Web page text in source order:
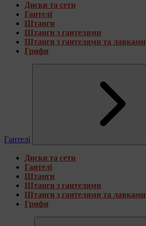
Диски та сети
Гантелі
Штанги
Штанги з гантелями
Штанги з гантелями та лавками
Грифи
Гантелі
Диски та сети
Гантелі
Штанги
Штанги з гантелями
Штанги з гантелями та лавками
Грифи